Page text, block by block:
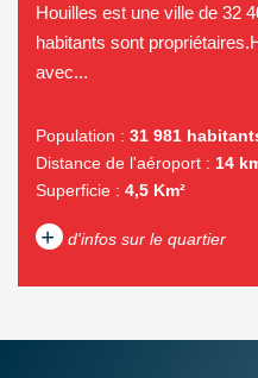
Houilles est une ville de 32
habitants sont
avec...
Population : 31 981
Distance de l'aéroport : 14
Superficie : 4,5 Km²
+ d'infos sur le quartier